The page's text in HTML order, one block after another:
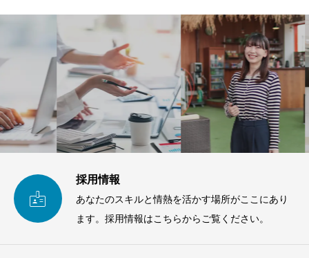

採用情報
あなたのスキルと情熱を活かす場所がここにあり
ます。採用情報はこちらからご覧ください。